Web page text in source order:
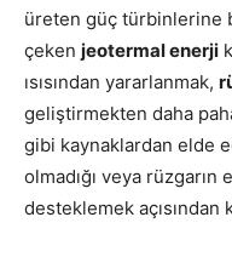
üreten güç türbinlerine
çeken jeotermal enerji
ısısından yararlanmak,
geliştirmekten daha
gibi kaynaklardan elde
olmadığı veya
desteklemek